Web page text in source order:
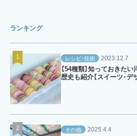
ランキング
レシピ・技術 2023.12.7
【54種類】知っておきたい
歴史も紹介【スイーツ・デ
その他 2025.4.4